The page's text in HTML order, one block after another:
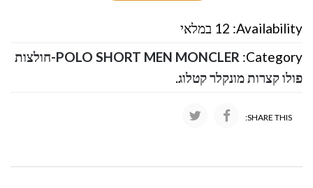
Availability: 12 במלאי
Category:
POLO SHORT MEN MONCLER-חולצות
פולו קצרות מונקלר קטלוג.
SHARE THIS: